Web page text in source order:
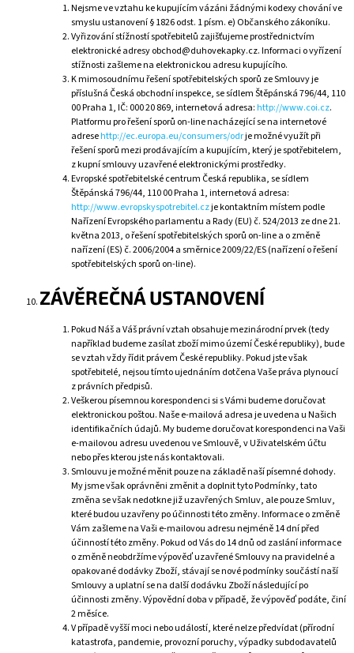
Nejsme ve vztahu ke kupujícím vázáni žádnými kodexy chování ve
smyslu ustanovení § 1826 odst. 1 písm. e) Občanského zákoníku.
Vyřizování stížností spotřebitelů zajišťujeme prostřednictvím
elektronické adresy obchod@duhovekapky.cz. Informaci o vyřízení
stížnosti zašleme na elektronickou adresu kupujícího.
K mimosoudnímu řešení spotřebitelských sporů ze Smlouvy je
příslušná Česká obchodní inspekce, se sídlem Štěpánská 796/44, 110
00 Praha 1, IČ: 000 20 869, internetová adresa: http://www.coi.cz.
Platformu pro řešení sporů on-line nacházející se na internetové
adresehttp://ec.europa.eu/consumers/odrje možné využít při
řešení sporů mezi prodávajícím a kupujícím, který je spotřebitelem,
z kupní smlouvy uzavřené elektronickými prostředky.
Evropské spotřebitelské centrum Česká republika, se sídlem
Štěpánská 796/44, 110 00 Praha 1, internetová adresa:
http://www.evropskyspotrebitel.czje kontaktním místem podle
Nařízení Evropského parlamentu a Rady (EU) č. 524/2013 ze dne 21.
května 2013, o řešení spotřebitelských sporů on-line a o změně
nařízení (ES) č. 2006/2004 a směrnice 2009/22/ES (nařízení o řešení
spotřebitelských sporů on-line).
ZÁVĚREČNÁ USTANOVENÍ
Pokud Náš a Váš právní vztah obsahuje mezinárodní prvek (tedy
například budeme zasílat zboží mimo území České republiky), bude
se vztah vždy řídit právem České republiky. Pokud jste však
spotřebitelé, nejsou tímto ujednáním dotčena Vaše práva plynoucí
z právních předpisů.
Veškerou písemnou korespondenci si s Vámi budeme doručovat
elektronickou poštou. Naše e-mailová adresa je uvedena u Našich
identifikačních údajů. My budeme doručovat korespondenci na Vaši
e-mailovou adresu uvedenou ve Smlouvě, v Uživatelském účtu
nebo přes kterou jste nás kontaktovali.
Smlouvu je možné měnit pouze na základě naší písemné dohody.
My jsme však oprávněni změnit a doplnit tyto Podmínky, tato
změna se však nedotkne již uzavřených Smluv, ale pouze Smluv,
které budou uzavřeny po účinnosti této změny. Informace o změně
Vám zašleme na Vaši e-mailovou adresu nejméně 14 dní před
účinností této změny. Pokud od Vás do 14 dnů od zaslání informace
o změně neobdržíme výpověď uzavřené Smlouvy na pravidelné a
opakované dodávky Zboží, stávají se nové podmínky součástí naší
Smlouvy a uplatní se na další dodávku Zboží následující po
účinnosti změny. Výpovědní doba v případě, že výpověď podáte, činí
2 měsíce.
V případě vyšší moci nebo událostí, které nelze předvídat (přírodní
katastrofa, pandemie, provozní poruchy, výpadky subdodavatelů